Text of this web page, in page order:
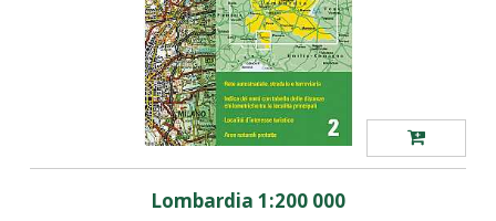
Lombardia 1:200 000